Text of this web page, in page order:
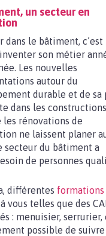
un secteur en
dans le bâtiment, c’est
son métier
Les nouvelles
autour du
durable et de sa
dans les
les rénovations de
ne laissent planer
secteur du bâtiment a
de personnes
différentes formations
vous telles que des
: menuisier, serrurier,
possible de suivre